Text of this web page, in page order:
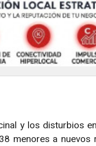
y los disturbios
menores a nuevos